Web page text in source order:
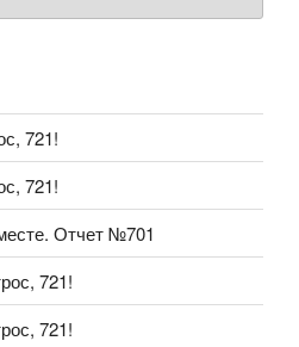
721!
721!
Отчет №701
721!
721!